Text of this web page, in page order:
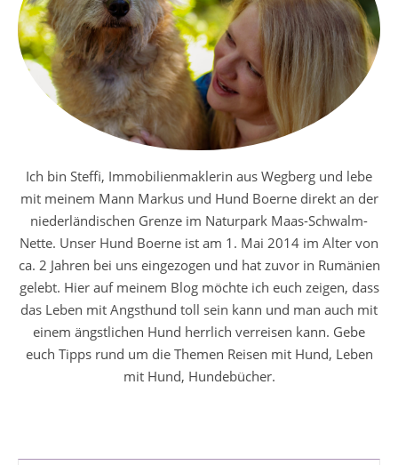
Ich bin Steffi, Immobilienmaklerin aus Wegberg und lebe
mit meinem Mann Markus und Hund Boerne direkt an der
niederländischen Grenze im Naturpark Maas-Schwalm-
Nette. Unser Hund Boerne ist am 1. Mai 2014 im Alter von
ca. 2 Jahren bei uns eingezogen und hat zuvor in Rumänien
gelebt. Hier auf meinem Blog möchte ich euch zeigen, dass
das Leben mit Angsthund toll sein kann und man auch mit
einem ängstlichen Hund herrlich verreisen kann. Gebe
euch Tipps rund um die Themen Reisen mit Hund, Leben
mit Hund, Hundebücher.